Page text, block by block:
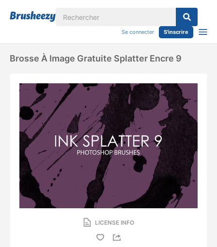
Se connecter S'inscrire
Brosse À Image Gratuite Splatter Encre 9
LICENSE INFO